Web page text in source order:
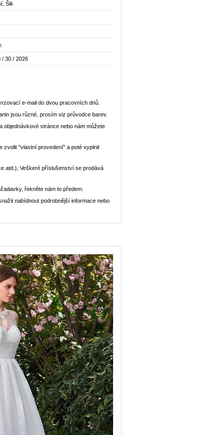
Šik
/ 30 / 2026
e-mail do dvou pracovních dnů.
jsou různé, prosím viz průvodce barev.
objednávkové stránce nebo nám můžete
zvolit "vlastní provedení" a poté vyplnit
atd.), Veškeré příslušenství se prodává
řekněte nám to předem.
nabídnout podrobnější informace nebo